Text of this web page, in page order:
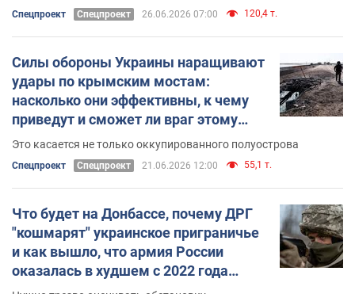
Спецпроект Спецпроект 26.06.2026 07:00 120,4 т.
Силы обороны Украины наращивают
удары по крымским мостам:
насколько они эффективны, к чему
приведут и сможет ли враг этому
противостоять
Это касается не только оккупированного полуострова
Спецпроект Спецпроект 21.06.2026 12:00 55,1 т.
Что будет на Донбассе, почему ДРГ
"кошмарят" украинское приграничье
и как вышло, что армия России
оказалась в худшем с 2022 года
положении: анализ ситуации